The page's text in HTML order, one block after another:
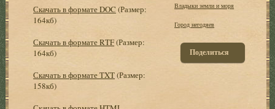
Скачать в формате DOC (Размер:
164кб)
Скачать в формате RTF(Размер:
164кб)
Скачать в формате TXT(Размер:
158кб)
Владыки земли и моря
Город негодяев
Поделиться